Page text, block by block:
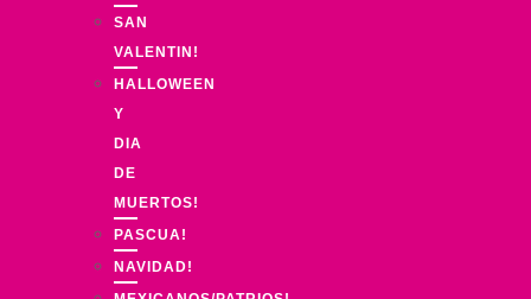
SAN
VALENTIN!
HALLOWEEN
Y
DIA
DE
MUERTOS!
PASCUA!
NAVIDAD!